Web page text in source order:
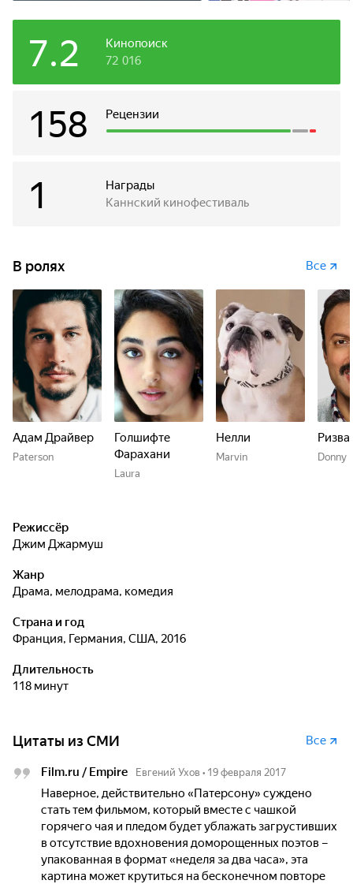
Кинопоиск
7.2 72 016
Рецензии
158
Награды
1 Каннский кинофестиваль
В ролях Все
Адам Драйвер
Paterson
Голшифте
Фарахани
Laura
Нелли
Marvin Donny
Режиссёр
Джим Джармуш
Жанр
драма, мелодрама, комедия
Страна и год
Франция, Германия, США, 2016
Длительность
118 минут
Цитаты из СМИ Все
Film.ru / Empire Евгений Ухов • 19 февраля 2017
Наверное, действительно «Патерсону» суждено
стать тем фильмом, который вместе с чашкой
горячего чая и пледом будет ублажать загрустивших
в отсутствие вдохновения доморощенных поэтов –
упакованная в формат «неделя за два часа», эта
картина может крутиться на бесконечном повторе